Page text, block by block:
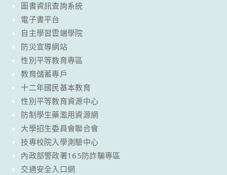
圖書資訊查詢系統
電子書平台
自主學習雲端學院
防災宣導網站
性別平等教育專區
教育儲蓄專戶
十二年國民基本教育
性別平等教育資源中心
防制學生藥濫用資源網
大學招生委員會聯合會
技專校院入學測驗中心
內政部警政署165防詐騙專區
交通安全入口網